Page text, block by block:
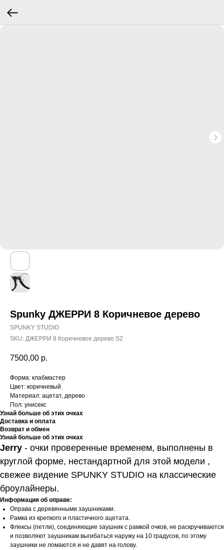
Spunky ДЖЕРРИ 8 Коричневое дерево
SPUNKY STUDIO
SKU: ДЖЕРРИ 8 Коричневое дерево S2
7500,00 р.
Форма: клабмастер
Цвет: коричневый
Материал: ацетат, дерево
Пол: унисекс
Узнай больше об этих очках
Доставка и оплата
Возврат и обмен
Узнай больше об этих очках
Jerry - очки проверенные временем, выполнены в
круглой форме, нестандартной для этой модели ,
свежее видение SPUNKY STUDIO на классические
броулайнеры.
Информация об оправе:
Оправа с деревянными заушниками.
Рамка из крепкого и пластичного ацетата.
Флексы (петли), соединяющие заушник с рамкой очков, не раскручиваются
и позволяют заушникам выгибаться наружу на 10 градусов, по этому
заушники не ломаются и не давят на голову.